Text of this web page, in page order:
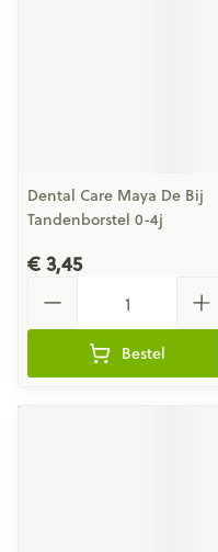
Dental Care Maya De Bij
Tandenborstel 0-4j
€ 3,45
Bestel